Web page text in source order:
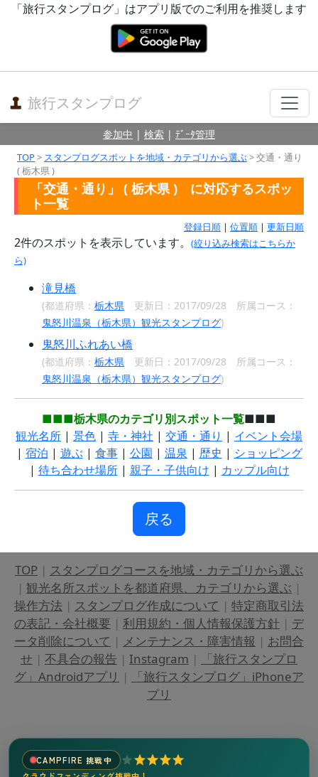
「旅行スタンプログ」はアプリ版でのご利用を推奨します
旅行スタンプログ
参加中 | 検索 | ﾃﾞｰﾀ管理
TOP> スタンプログスポットを地域・カテゴリから選ぶ> 交通・通り
( 栃木県 )
「交通・通り」 ( 栃木県 ) に対応するスポッ
ト一覧
登録日順 | 位置順 | 更新日順
2件のスポットを表示しています。
(絞り込み検索はこちらか
ら)
滝見橋
(都道府県： 栃木県 更新日：2017/09/28 所属コース：
鬼怒川温泉（栃木県）観光スタンプログ)
鬼怒川ふれあい橋
(都道府県： 栃木県 更新日：2017/09/28 所属コース：
鬼怒川温泉（栃木県）観光スタンプログ)
■■■栃木県のカテゴリ別スポット一覧■■■
観光名所 | 景色 | 寺・神社 | 交通・通り | イベント会場
| 宿泊 | 遊ぶ| 食事| 公園 | 温泉 | 歴史 | ショッピング
| 待ち合わせ場所| 親子・子供向け | カップル向け
戻る
TOP | スタンプログコースを地域・カテゴリから選ぶ
| 観光名所スポットを都道府県、カテゴリから選ぶ |
操作方法 | スタンプログ作成について | 特定商取引法
の表記・会社概要 | 利用規約・個人情報保護方針 | デ
ータ削除について | メンテナンス・障害情報 | お問合
せ | 不具合の報告 | Instagram |
「旅行スタンプロ
グ」Androidアプリ |
「旅行スタンプログ」iPhoneア
プリ
CAMPFIRE 挑戦中